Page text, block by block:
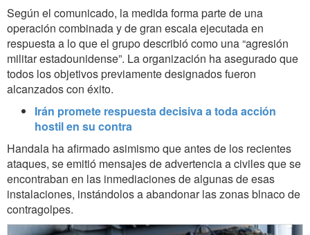
Según el comunicado, la medida forma parte de una
operación combinada y de gran escala ejecutada en
respuesta a lo que el grupo describió como una “agresión
militar estadounidense”. La organización ha asegurado que
todos los objetivos previamente designados fueron
alcanzados con éxito.
Irán promete respuesta decisiva a toda acción
hostil en su contra
Handala ha afirmado asimismo que antes de los recientes
ataques, se emitió mensajes de advertencia a civiles que se
encontraban en las inmediaciones de algunas de esas
instalaciones, instándolos a abandonar las zonas blnaco de
contragolpes.